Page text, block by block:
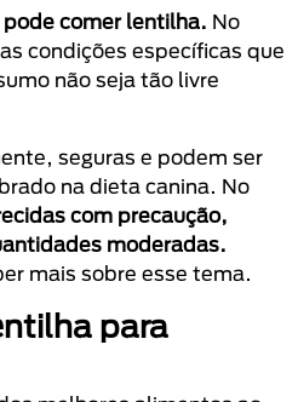
comer lentilha. No
condições específicas que
não seja tão livre
seguras e podem ser
na dieta canina. No
com precaução,
moderadas.
mais sobre esse tema.
para